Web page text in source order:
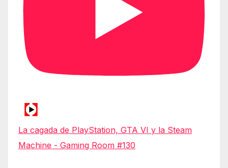
La cagada de PlayStation, GTA VI y la Steam
Machine - Gaming Room #130